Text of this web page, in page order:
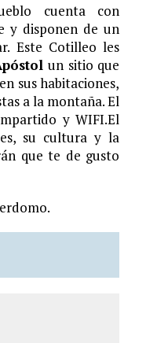
cuenta con
y disponen de un
Este Cotilleo les
un sitio que
sus habitaciones,
a la montaña. El
y WIFI.El
su cultura y la
que te de gusto